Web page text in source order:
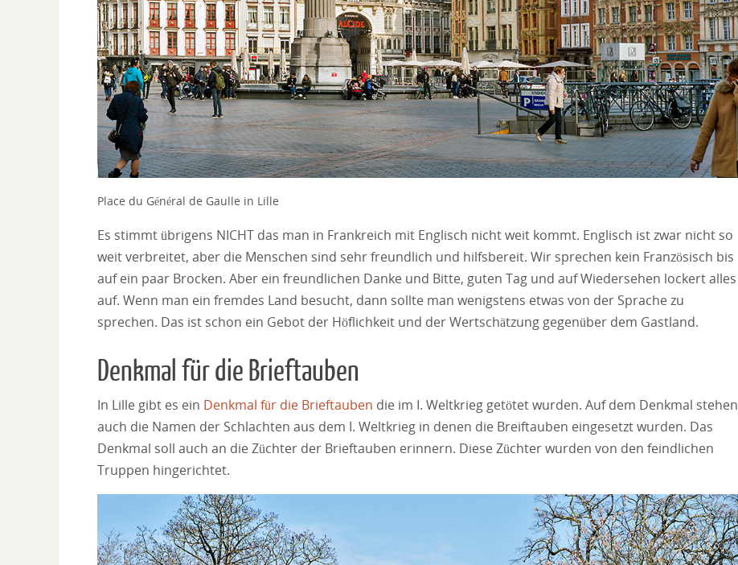
Place du Général de Gaulle in Lille
Es stimmt übrigens NICHT das man in Frankreich mit Englisch nicht weit kommt. Englisch ist zwar nicht so
weit verbreitet, aber die Menschen sind sehr freundlich und hilfsbereit. Wir sprechen kein Französisch bis
auf ein paar Brocken. Aber ein freundlichen Danke und Bitte, guten Tag und auf Wiedersehen lockert alles
auf. Wenn man ein fremdes Land besucht, dann sollte man wenigstens etwas von der Sprache zu
sprechen. Das ist schon ein Gebot der Höflichkeit und der Wertschätzung gegenüber dem Gastland.
Denkmal für die Brieftauben
In Lille gibt es ein Denkmal für die Brieftauben die im I. Weltkrieg getötet wurden. Auf dem Denkmal stehen
auch die Namen der Schlachten aus dem I. Weltkrieg in denen die Breiftauben eingesetzt wurden. Das
Denkmal soll auch an die Züchter der Brieftauben erinnern. Diese Züchter wurden von den feindlichen
Truppen hingerichtet.